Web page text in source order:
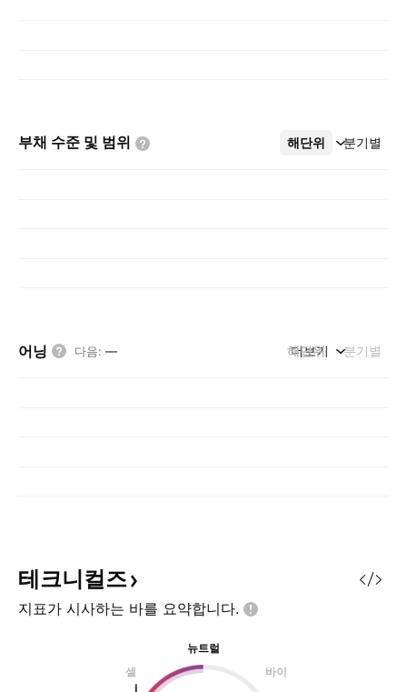
부채 수준 및 범위 해단위 분기별
더보기
어닝 다음: — 해단위 분기별
더보기
테크니컬즈
지표가 시사하는 바를 요약합니다.
뉴트럴
셀
바이